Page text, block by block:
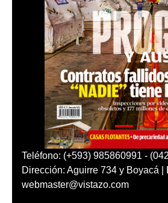
Teléfono: (+593) 985860991 -
Dirección: Aguirre 734 y Boyacá |
webmaster@vistazo.com